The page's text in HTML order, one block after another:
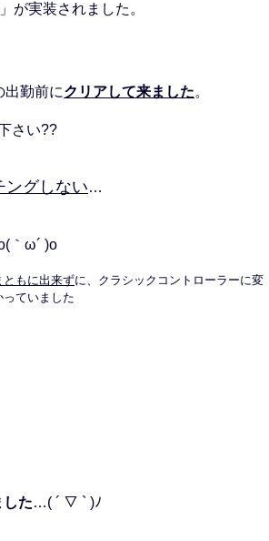
」が実装されました。
勤前にクリアして来ました。
さい??
ングしない…
｀ω´ )o
ともに出来ずに、クラシックコントローラーに変
ていました
た…( ´ ▽ ` )ﾉ